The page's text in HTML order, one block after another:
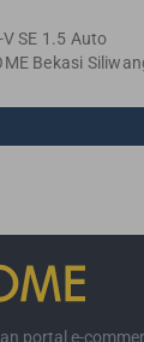
SE 1.5 Auto
Bekasi
portal e-